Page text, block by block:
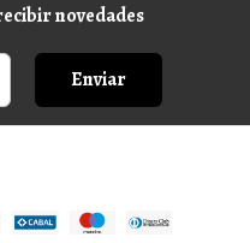
novedades
Enviar